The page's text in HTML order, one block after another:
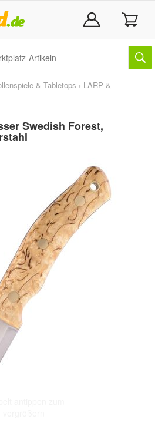
& Tabletops › LARP &
Swedish Forest,